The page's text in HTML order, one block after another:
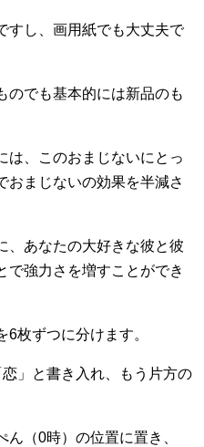
すし、画用紙でも大丈夫で
のでも基本的には新品のも
は、このおまじないにとっ
おまじないの効果を半減さ
、あなたの大好きな彼と彼
で強力さを増すことができ
枚ずつに分けます。
」と書き入れ、もう片方の
ん（0時）の位置に置き、